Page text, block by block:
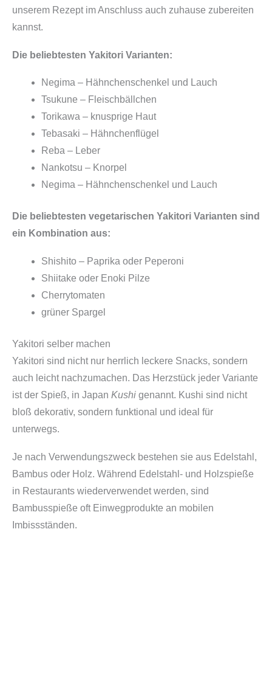
unserem Rezept im Anschluss auch zuhause zubereiten
kannst.
Die beliebtesten Yakitori Varianten:
Negima – Hähnchenschenkel und Lauch
Tsukune – Fleischbällchen
Torikawa – knusprige Haut
Tebasaki – Hähnchenflügel
Reba – Leber
Nankotsu – Knorpel
Negima – Hähnchenschenkel und Lauch
Die beliebtesten vegetarischen Yakitori Varianten sind
ein Kombination aus:
Shishito – Paprika oder Peperoni
Shiitake oder Enoki Pilze
Cherrytomaten
grüner Spargel
Yakitori selber machen
Yakitori sind nicht nur herrlich leckere Snacks, sondern
auch leicht nachzumachen. Das Herzstück jeder Variante
ist der Spieß, in Japan Kushi genannt. Kushi sind nicht
bloß dekorativ, sondern funktional und ideal für
unterwegs.
Je nach Verwendungszweck bestehen sie aus Edelstahl,
Bambus oder Holz. Während Edelstahl- und Holzspieße
in Restaurants wiederverwendet werden, sind
Bambusspieße oft Einwegprodukte an mobilen
Imbissständen.